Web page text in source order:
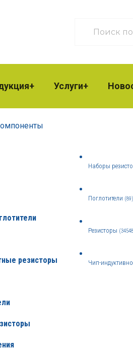
Услуги
резисторы
Наборы
Поглотители (89)
Резисторы
Чип-